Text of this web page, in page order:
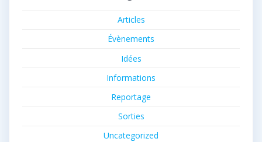
Articles
Évènements
Idées
Informations
Reportage
Sorties
Uncategorized